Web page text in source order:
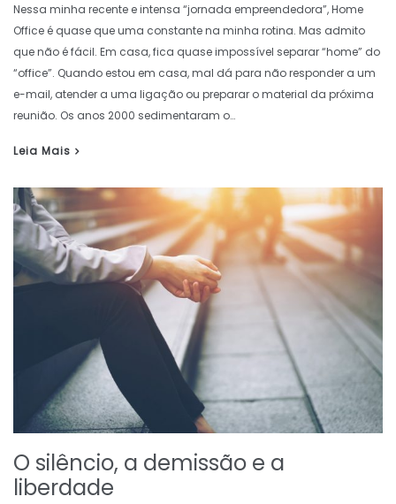
Nessa minha recente e intensa “jornada empreendedora”, Home
Office é quase que uma constante na minha rotina. Mas admito
que não é fácil. Em casa, fica quase impossível separar “home” do
“office”. Quando estou em casa, mal dá para não responder a um
e-mail, atender a uma ligação ou preparar o material da próxima
reunião. Os anos 2000 sedimentaram o…
Leia Mais
O silêncio, a demissão e a
liberdade